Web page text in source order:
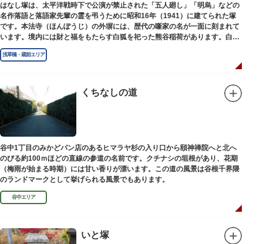
はなし塚は、太平洋戦時下で公演が禁止された「五人廻し」「明烏」などの
名作落語と落語家先輩の霊を弔うために昭和16年（1941）に建てられた塚
です。本法寺（ほんぽうじ）の外塀には、歴代の噺家の名が一面に刻まれて
います。境内には財と福をもたらす白狐を祀った熊谷稲荷があります。白狐
を祀った稲荷は全国に2ケ所しかない非常に珍しいものです。
浅草橋・蔵前エリア
くちなしの道
谷中1丁目のみかどパン店のあるヒマラヤ杉の入り口から頤神禅院へと北へ
のびる約100ｍほどの直線の参道の名前です。クチナシの垣根があり、花期
（梅雨が始まる時期）には甘い香りが漂います。この道の風景は谷根千界隈
のランドマークとして挙げられる風景でもあります。
谷中エリア
いと塚